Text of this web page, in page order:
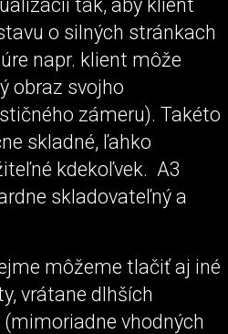
tak, aby klient
o silných stránkach
napr. klient môže
obraz svojho
zámeru). Takéto
skladné, ľahko
kdekoľvek. A3
skladovateľný a
môžeme tlačiť aj iné
vrátane dlhších
vhodných